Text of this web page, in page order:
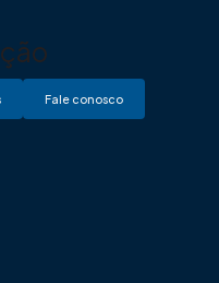
Fale conosco